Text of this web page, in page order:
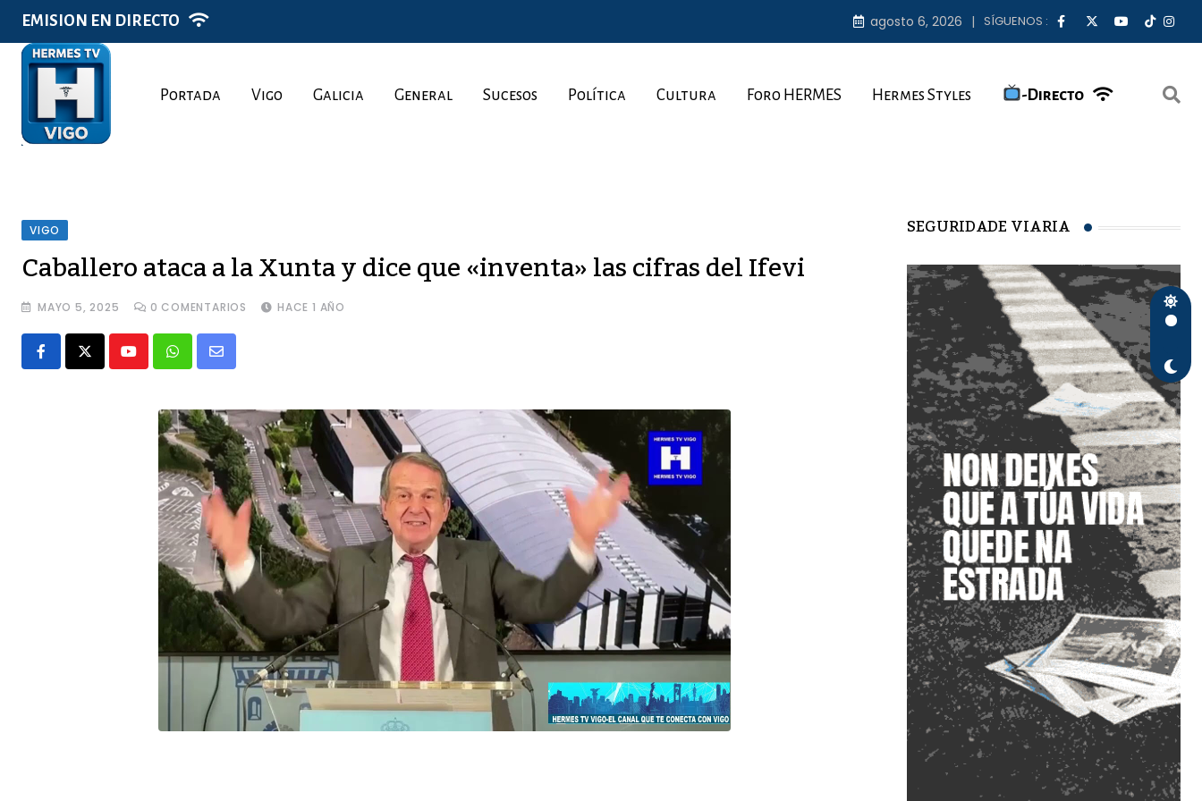
Skip
content
EMISION EN DIRECTO agosto 6, 2026 SÍGUENOS :
Portada Vigo Galicia General Sucesos Política Cultura Foro HERMES Hermes Styles -Directo
VIGO
Caballero ataca a la Xunta y dice que «inventa» las cifras del Ifevi
MAYO 5, 2025 0 COMENTARIOS HACE 1 AÑO
YoutubeWhatsapp
Share
Email
SEGURIDADE VIARIA